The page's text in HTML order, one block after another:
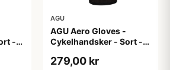
-
AGU
AGU Aero Gloves -
Cykelhandsker - Sort -
279,00 kr